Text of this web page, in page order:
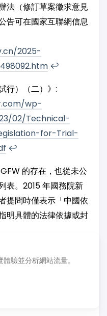
法（修訂草案徵求意見
告可在國家互聯網信息
2025-
↩︎
行）（二）》:
wp-
02/Technical-
for-Trial-
↩︎
的存在，也從未公
表。2015 年國務院新
提問時僅表示「中國依
明具體的法律依據或封
管理暫行規定》
新修訂）全文可參閱
1996-
驗並分析網站流量。